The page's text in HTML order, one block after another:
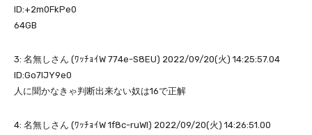
ID:+2m0FkPe0
64GB
3: 名無しさん (ﾜｯﾁｮｲW 774e-S8EU) 2022/09/20(火) 14:25:57.04
ID:Go7lJY9e0
人に聞かなきゃ判断出来ない奴は16で正解
4: 名無しさん (ﾜｯﾁｮｲW 1f8c-ruWI) 2022/09/20(火) 14:26:51.00